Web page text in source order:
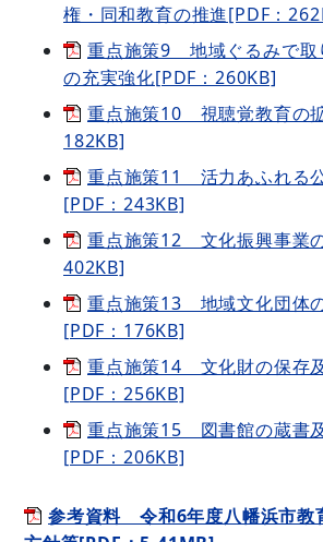
権・同和教育の推進[PDF：
重点施策9 地域ぐるみで取
の充実強化[PDF：260KB]
重点施策10 視聴覚教育の
182KB]
重点施策11 活力あふれる
[PDF：243KB]
重点施策12 文化振興事業
402KB]
重点施策13 地域文化団体
[PDF：176KB]
重点施策14 文化財の保存
[PDF：256KB]
重点施策15 図書館の蔵書
[PDF：206KB]
参考資料 令和6年度八幡浜市教